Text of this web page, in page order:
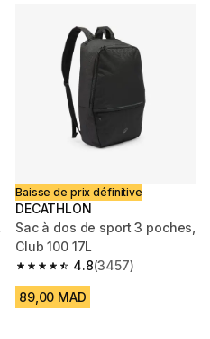
Baisse de prix définitive
DECATHLON
Sac à dos de sport 3 poches,
Club 100 17L
4.8
4.8 out of 5 stars from 3457
(3457)
89,00 MAD